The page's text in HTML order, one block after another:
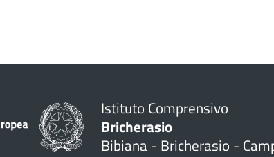
Istituto Comprensivo
Bricherasio
Bibiana - Bricherasio -